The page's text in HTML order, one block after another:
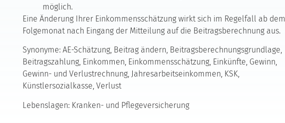
möglich.
Eine Änderung Ihrer Einkommensschätzung wirkt sich im Regelfall ab dem
Folgemonat nach Eingang der Mitteilung auf die Beitragsberechnung aus.
Synonyme: AE-Schätzung, Beitrag ändern, Beitragsberechnungsgrundlage,
Beitragszahlung, Einkommen, Einkommensschätzung, Einkünfte, Gewinn,
Gewinn- und Verlustrechnung, Jahresarbeitseinkommen, KSK,
Künstlersozialkasse, Verlust
Lebenslagen: Kranken- und Pflegeversicherung